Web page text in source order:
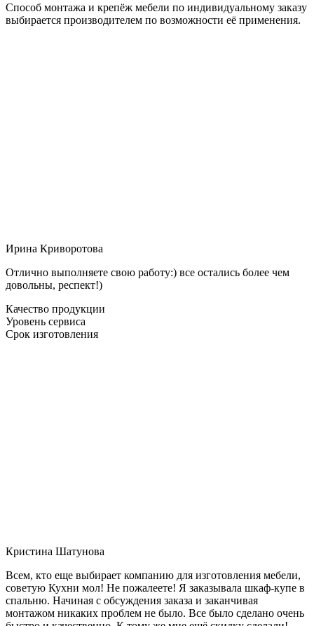
Способ монтажа и крепёж мебели по индивидуальному заказу
выбирается производителем по возможности её применения.
Ирина Криворотова
Отлично выполняете свою работу:) все остались более чем
довольны, респект!)
Качество продукции
Уровень сервиса
Срок изготовления
Кристина Шатунова
Всем, кто еще выбирает компанию для изготовления мебели,
советую Кухни мол! Не пожалеете! Я заказывала шкаф-купе в
спальню. Начиная с обсуждения заказа и заканчивая
монтажом никаких проблем не было. Все было сделано очень